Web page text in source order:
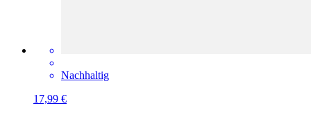
Nachhaltig
17,99 €